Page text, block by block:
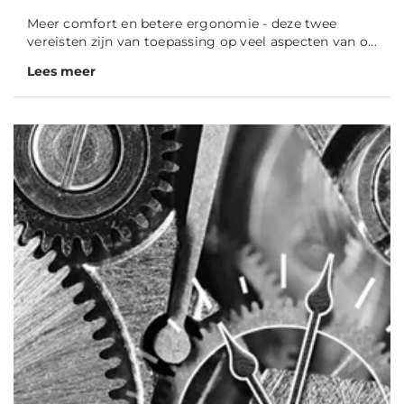
Meer comfort en betere ergonomie - deze twee
vereisten zijn van toepassing op veel aspecten van o...
Lees meer